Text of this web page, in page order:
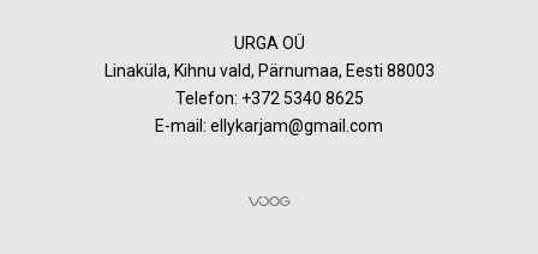
URGA OÜ
Linaküla, Kihnu vald, Pärnumaa, Eesti 88003
Telefon: +372 5340 8625
E-mail: ellykarjam@gmail.com